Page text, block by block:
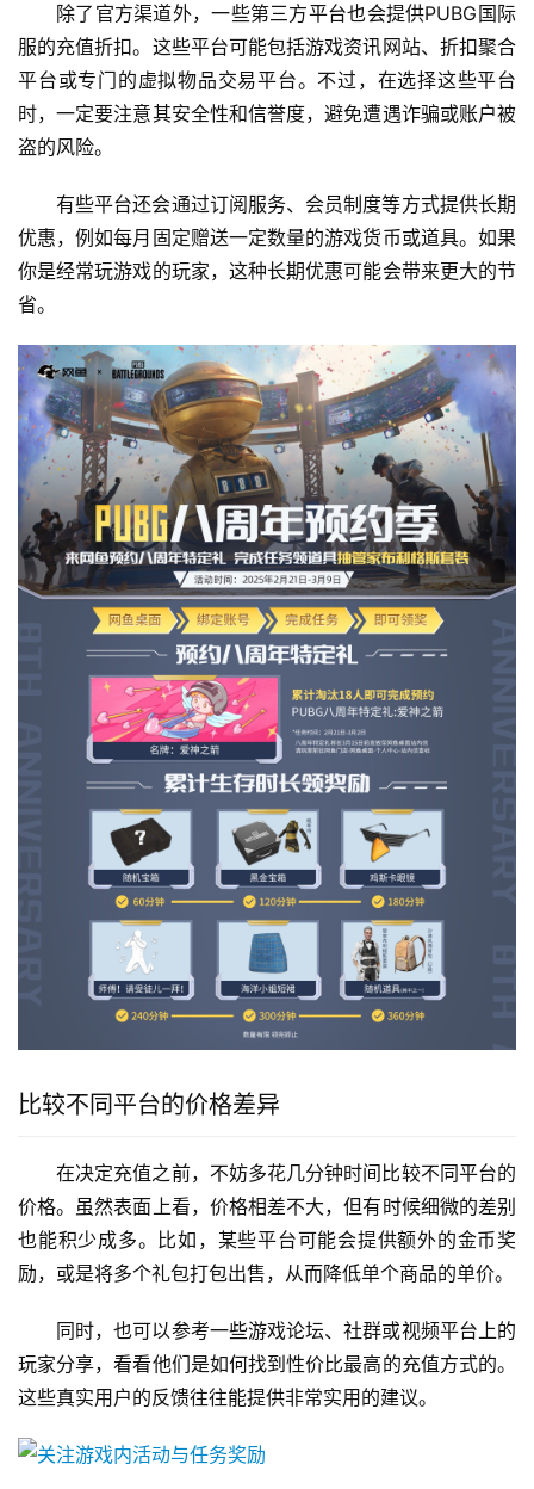
除了官方渠道外，一些第三方平台也会提供PUBG国际
服的充值折扣。这些平台可能包括游戏资讯网站、折扣聚合
平台或专门的虚拟物品交易平台。不过，在选择这些平台
时，一定要注意其安全性和信誉度，避免遭遇诈骗或账户被
盗的风险。
有些平台还会通过订阅服务、会员制度等方式提供长期
优惠，例如每月固定赠送一定数量的游戏货币或道具。如果
你是经常玩游戏的玩家，这种长期优惠可能会带来更大的节
省。
比较不同平台的价格差异
在决定充值之前，不妨多花几分钟时间比较不同平台的
价格。虽然表面上看，价格相差不大，但有时候细微的差别
也能积少成多。比如，某些平台可能会提供额外的金币奖
励，或是将多个礼包打包出售，从而降低单个商品的单价。
同时，也可以参考一些游戏论坛、社群或视频平台上的
玩家分享，看看他们是如何找到性价比最高的充值方式的。
这些真实用户的反馈往往能提供非常实用的建议。